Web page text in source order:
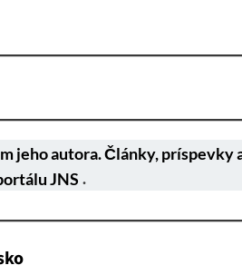
jeho autora. Články, príspevky
JNS .